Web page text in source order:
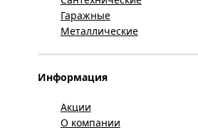
Гаражные
Металлические
Информация
Акции
О компании